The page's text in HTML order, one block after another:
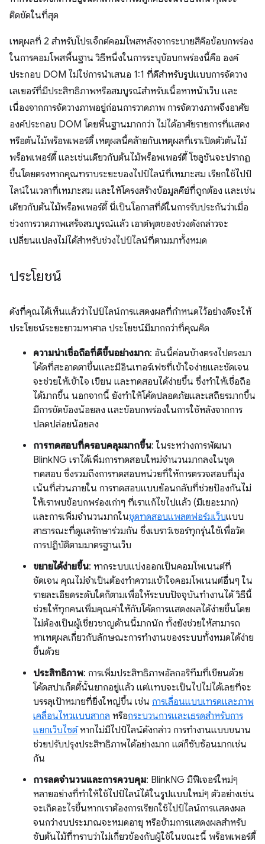
ติดขัดในที่สุด
เหตุผลที่ 2 สำหรับโปรเจ็กต์คอมโพสหลังจากระบายสีคือข้อบกพร่อง
ในการคอมโพสพื้นฐาน วิธีหนึ่งในการระบุข้อบกพร่องนี้คือ องค์
ประกอบ DOM ไม่ใช่การนำเสนอ 1:1 ที่ดีสำหรับรูปแบบการจัดวาง
เลเยอร์ที่มีประสิทธิภาพหรือสมบูรณ์สำหรับเนื้อหาหน้าเว็บ และ
เนื่องจากการจัดวางภาพอยู่ก่อนการวาดภาพ การจัดวางภาพจึงอาศัย
องค์ประกอบ DOM โดยพื้นฐานมากกว่า ไม่ได้อาศัยรายการที่แสดง
หรือต้นไม้พร็อพเพอร์ตี้ เหตุผลนี้คล้ายกับเหตุผลที่เราเปิดตัวต้นไม้
พร็อพเพอร์ตี้ และเช่นเดียวกับต้นไม้พร็อพเพอร์ตี้ โซลูชันจะปรากฏ
ขึ้นโดยตรงหากคุณทราบระยะของไปป์ไลน์ที่เหมาะสม เรียกใช้ไปป์
ไลน์ในเวลาที่เหมาะสม และให้โครงสร้างข้อมูลคีย์ที่ถูกต้อง และเช่น
เดียวกับต้นไม้พร็อพเพอร์ตี้ นี่เป็นโอกาสที่ดีในการรับประกันว่าเมื่อ
ช่วงการวาดภาพเสร็จสมบูรณ์แล้ว เอาต์พุตของช่วงดังกล่าวจะ
เปลี่ยนแปลงไม่ได้สำหรับช่วงไปป์ไลน์ที่ตามมาทั้งหมด
ประโยชน์
ดังที่คุณได้เห็นแล้วว่าไปป์ไลน์การแสดงผลที่กําหนดไว้อย่างดีจะให้
ประโยชน์ระยะยาวมหาศาล ประโยชน์มีมากกว่าที่คุณคิด
ความน่าเชื่อถือที่ดีขึ้นอย่างมาก: อันนี้ค่อนข้างตรงไปตรงมา
โค้ดที่สะอาดตาขึ้นและมีอินเทอร์เฟซที่เข้าใจง่ายและชัดเจน
จะช่วยให้เข้าใจ เขียน และทดสอบได้ง่ายขึ้น ซึ่งทำให้เชื่อถือ
ได้มากขึ้น นอกจากนี้ ยังทําให้โค้ดปลอดภัยและเสถียรมากขึ้น
มีการขัดข้องน้อยลง และข้อบกพร่องในการใช้หลังจากการ
ปลดปล่อยน้อยลง
การทดสอบที่ครอบคลุมมากขึ้น: ในระหว่างการพัฒนา
BlinkNG เราได้เพิ่มการทดสอบใหม่จำนวนมากลงในชุด
ทดสอบ ซึ่งรวมถึงการทดสอบหน่วยที่ให้การตรวจสอบที่มุ่ง
เน้นที่ส่วนภายใน การทดสอบแบบย้อนกลับที่ช่วยป้องกันไม่
ให้เราพบข้อบกพร่องเก่าๆ ที่เราแก้ไขไปแล้ว (มีเยอะมาก)
และการเพิ่มจำนวนมากในชุดทดสอบแพลตฟอร์มเว็บแบบ
สาธารณะที่ดูแลรักษาร่วมกัน ซึ่งเบราว์เซอร์ทุกรุ่นใช้เพื่อวัด
การปฏิบัติตามมาตรฐานเว็บ
ขยายได้ง่ายขึ้น: หากระบบแบ่งออกเป็นคอมโพเนนต์ที่
ชัดเจน คุณไม่จําเป็นต้องทําความเข้าใจคอมโพเนนต์อื่นๆ ใน
รายละเอียดระดับใดก็ตามเพื่อให้ระบบปัจจุบันทํางานได้ วิธีนี้
ช่วยให้ทุกคนเพิ่มคุณค่าให้กับโค้ดการแสดงผลได้ง่ายขึ้นโดย
ไม่ต้องเป็นผู้เชี่ยวชาญด้านนี้มากนัก ทั้งยังช่วยให้สามารถ
หาเหตุผลเกี่ยวกับลักษณะการทํางานของระบบทั้งหมดได้ง่าย
ขึ้นด้วย
ประสิทธิภาพ: การเพิ่มประสิทธิภาพอัลกอริทึมที่เขียนด้วย
โค้ดสปาเก็ตตี้นั้นยากอยู่แล้ว แต่แทบจะเป็นไปไม่ได้เลยที่จะ
บรรลุเป้าหมายที่ยิ่งใหญ่ขึ้น เช่น การเลื่อนแบบเทรดและภาพ
เคลื่อนไหวแบบสากล หรือกระบวนการและเธรดสำหรับการ
แยกเว็บไซต์หากไม่มีไปป์ไลน์ดังกล่าว การทำงานแบบขนาน
ช่วยปรับปรุงประสิทธิภาพได้อย่างมาก แต่ก็ซับซ้อนมากเช่น
กัน
การลดจำนวนและการควบคุม: BlinkNG มีฟีเจอร์ใหม่ๆ
หลายอย่างที่ทําให้ใช้ไปป์ไลน์ได้ในรูปแบบใหม่ๆ ตัวอย่างเช่น
จะเกิดอะไรขึ้นหากเราต้องการเรียกใช้ไปป์ไลน์การแสดงผล
จนกว่างบประมาณจะหมดอายุ หรือข้ามการแสดงผลสำหรับ
ซับต้นไม้ที่ทราบว่าไม่เกี่ยวข้องกับผู้ใช้ในขณะนี้ พร็อพเพอร์ตี้